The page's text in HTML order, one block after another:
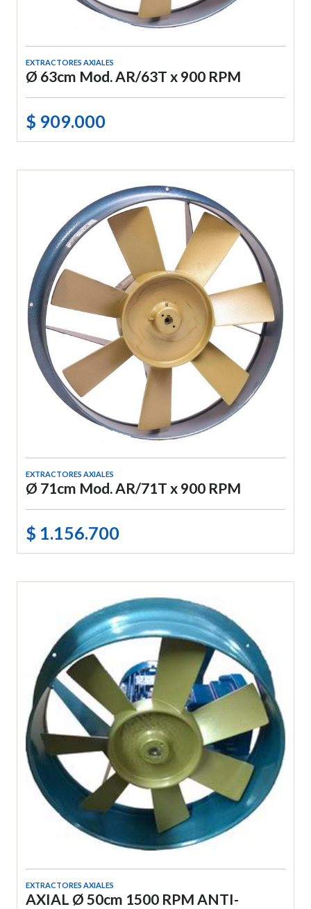
EXTRACTORES AXIALES
Ø 63cm Mod. AR/63T x 900 RPM
$ 909.000
EXTRACTORES AXIALES
Ø 71cm Mod. AR/71T x 900 RPM
$ 1.156.700
EXTRACTORES AXIALES
AXIAL Ø 50cm 1500 RPM ANTI-